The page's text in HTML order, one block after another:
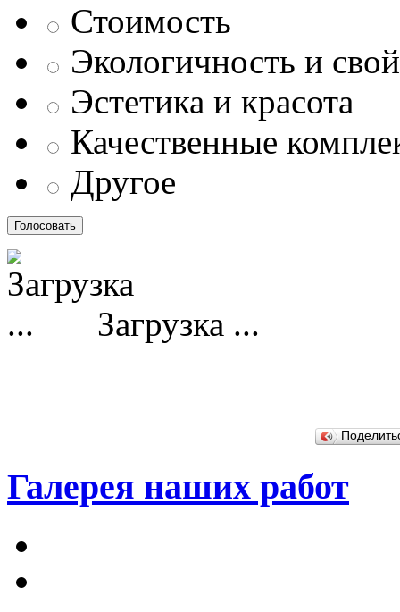
Стоимость
Экологичность и
Эстетика и красота
Качественные
Другое
Загрузка ...
Галерея наших работ